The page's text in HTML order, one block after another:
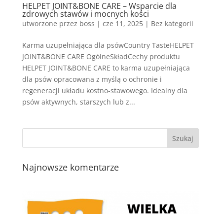
HELPET JOINT&BONE CARE – Wsparcie dla
zdrowych stawów i mocnych kości
utworzone przez boss | cze 11, 2025| Bez kategorii
Karma uzupełniająca dla psówCountry TasteHELPET
JOINT&BONE CARE OgólneSkładCechy produktu
HELPET JOINT&BONE CARE to karma uzupełniająca
dla psów opracowana z myślą o ochronie i
regeneracji układu kostno-stawowego. Idealny dla
psów aktywnych, starszych lub z...
Najnowsze komentarze